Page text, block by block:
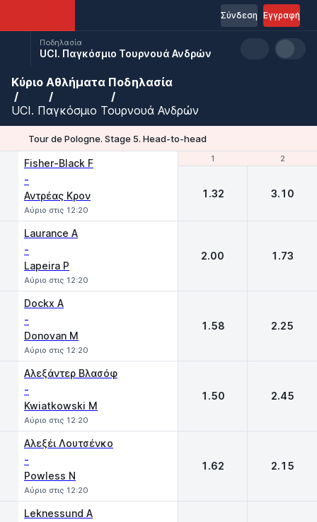
Εγγραφή
Σύνδεση
Ποδηλασία
UCI. Παγκόσμιο Τουρνουά Ανδρών
Κύριο Αθλήματα Ποδηλασία
UCI. Παγκόσμιο Τουρνουά Ανδρών
Tour de Pologne. Stage 5. Head-to-head
1 2
Fisher-Black F
-
Αντρέας Κρον
Αύριο στις 12:20
1 2
1.32 3.10
Laurance A
-
Lapeira P
Αύριο στις 12:20
2.00 1.73
Dockx A
-
Donovan M
Αύριο στις 12:20
1.58 2.25
Αλεξάντερ Βλασόφ
-
Kwiatkowski M
Αύριο στις 12:20
1.50 2.45
Αλεξέι Λουτσένκο
-
Powless N
Αύριο στις 12:20
1.62 2.15
Leknessund A